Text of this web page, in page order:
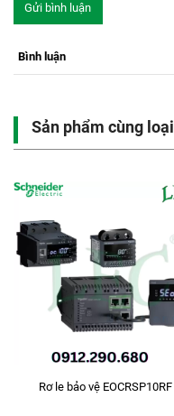
Gửi bình luận
Bình luận
Sản phẩm cùng loại
Rơ le bảo vệ EOCRSP10RF